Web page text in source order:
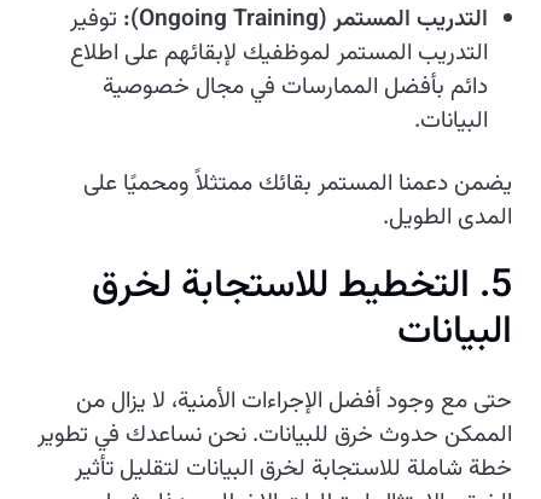
التدريب المستمر (Ongoing Training):
توفير
التدريب المستمر لموظفيك لإبقائهم على اطلاع
دائم بأفضل الممارسات في مجال خصوصية
البيانات.
يضمن دعمنا المستمر بقائك ممتثلاً ومحميًا على
المدى الطويل.
5. التخطيط للاستجابة لخرق
البيانات
حتى مع وجود أفضل الإجراءات الأمنية، لا يزال من
الممكن حدوث خرق للبيانات. نحن نساعدك في تطوير
خطة شاملة للاستجابة لخرق البيانات لتقليل تأثير